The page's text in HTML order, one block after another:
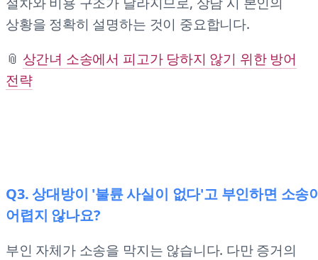
상황을 정확히 설명하는 것이 중요합니다.
📎 상간녀 소송에서 피고가 당하지 않기 위한 방어
전략
Q3. 상대방이 '불륜 사실이 없다'고 부인하면 소송
어렵지 않나요?
부인 자체가 소송을 막지는 않습니다. 다만 증거의